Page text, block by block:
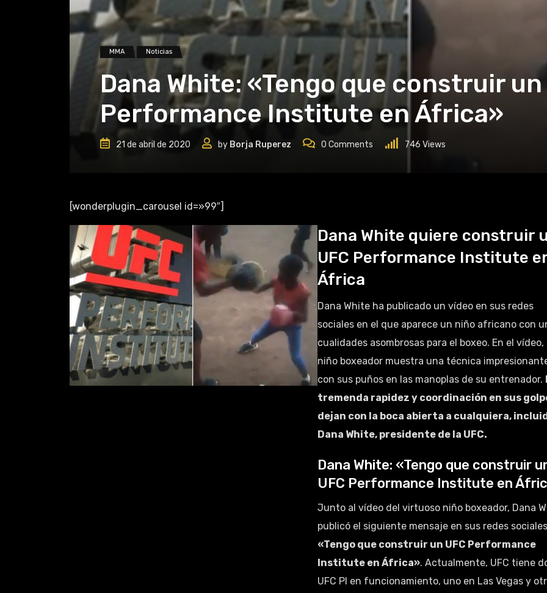
MMA Noticias
Dana White: «Tengo que construir un
Performance Institute en África»
21 de abril de 2020 by Borja Ruperez 0 Comments 746 Views
[wonderplugin_carousel id=»99″]
Dana White quiere construir
UFC Performance Institute
África
Dana White ha publicado un vídeo en sus redes
sociales en el que aparece un niño africano con
cualidades asombrosas para el boxeo. En el vídeo,
niño boxeador muestra una técnica
con sus puños en las manoplas de su entrenador.
tremenda rapidez y coordinación en sus
dejan con la boca abierta a cualquiera,
Dana White, presidente de la UFC.
Dana White: «Tengo que construir
UFC Performance Institute en
Junto al vídeo del virtuoso niño boxeador, Dana
publicó el siguiente mensaje en sus redes
«Tengo que construir un UFC Performance
Institute en África». Actualmente, UFC tiene
UFC PI en funcionamiento, uno en Las Vegas y